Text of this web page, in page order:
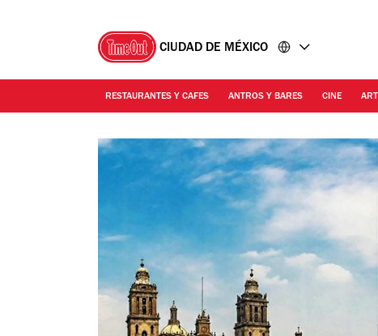
CIUDAD DE MÉXICO
RESTAURANTES Y CAFES ANTROS Y BARES CINE